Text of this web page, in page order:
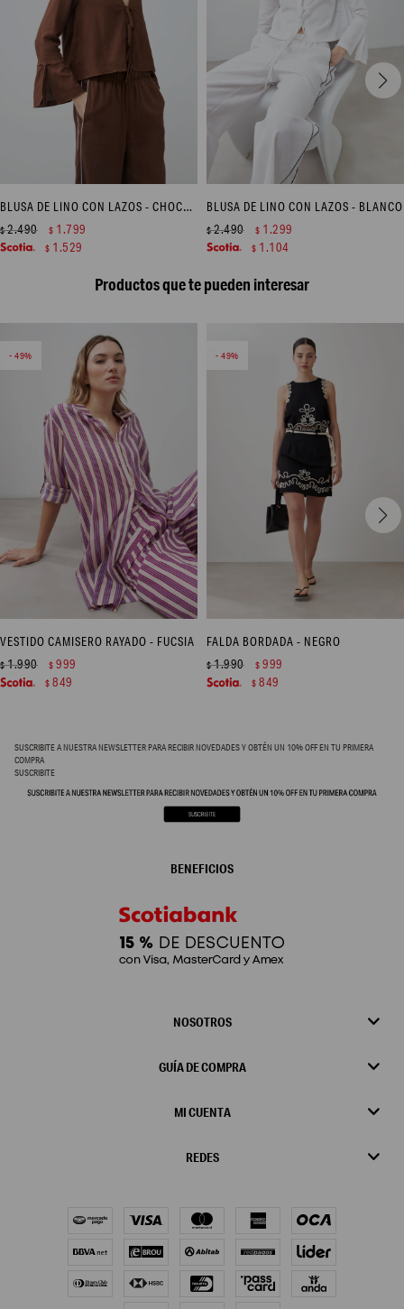
BLUSA DE LINO CON LAZOS - CHOCOLATE
$2.490 $ 1.799
$ 1.529
BLUSA DE LINO CON LAZOS - BLANCO
$2.490 $ 1.299
$ 1.104
Productos que te pueden interesar
49
VESTIDO CAMISERO RAYADO - FUCSIA
$1.990 $ 999
$ 849
49
FALDA BORDADA - NEGRO
$1.990 $ 999
$ 849
SUSCRIBITE A NUESTRA NEWSLETTER PARA RECIBIR NOVEDADES Y OBTÉN UN 10% OFF EN TU PRIMERA
COMPRA
SUSCRIBITE
NOSOTROS
GUÍA DE COMPRA
MI CUENTA
REDES
BENEFICIOS